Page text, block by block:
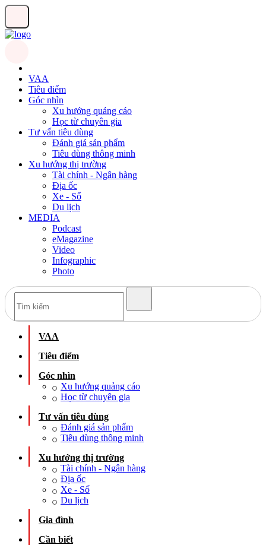
VAA
Tiêu điểm
Góc nhìn
Xu hướng quảng cáo
Học từ chuyên gia
Tư vấn tiêu dùng
Đánh giá sản phẩm
Tiêu dùng thông minh
Xu hướng thị trường
Tài chính - Ngân hàng
Địa ốc
Xe - Số
Du lịch
MEDIA
Podcast
eMagazine
Video
Infographic
Photo
VAA
Tiêu điểm
Góc nhìn
Xu hướng quảng cáo
Học từ chuyên gia
Tư vấn tiêu dùng
Đánh giá sản phẩm
Tiêu dùng thông minh
Xu hướng thị trường
Tài chính - Ngân hàng
Địa ốc
Xe - Số
Du lịch
Gia đình
Cần biết